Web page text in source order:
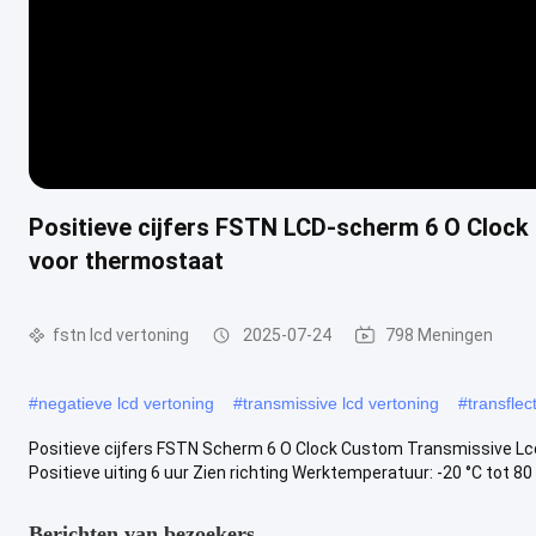
Positieve cijfers FSTN LCD-scherm 6 O
voor thermostaat
fstn lcd vertoning 2025-07-24 798 Meningen
#negatieve lcd vertoning #transmissive lcd vertoning #
Positieve cijfers FSTN Scherm 6 O Clock Custom Transmissive
Positieve uiting 6 uur Zien richting Werktemperatuur: -20 °C tot 80